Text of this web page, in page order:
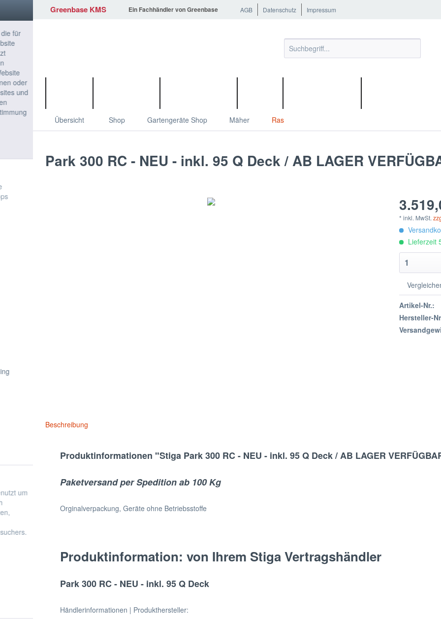
Greenbase KMS Ein Fachhändler von Greenbase AGB Datenschutz Impressum
Übersicht Shop Gartengeräte Shop Mäher Rasentraktoren
Park 300 RC - NEU - inkl. 95 Q Deck / AB LAGER
* inkl. MwSt.
Lieferzeit
Artikel-Nr.:
Hersteller-
Beschreibung
Produktinformationen "Stiga Park 300 RC - NEU - inkl. 95 Q Deck / AB LAGER
Paketversand per Spedition ab 100 Kg
Orginalverpackung, Geräte ohne Betriebsstoffe
Produktinformation: von Ihrem Stiga Vertragshändler
Park 300 RC - NEU - inkl. 95 Q Deck
Händlerinformationen | Produkthersteller: